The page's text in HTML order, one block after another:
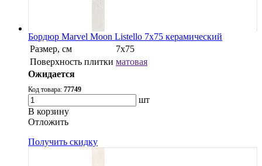
Бордюр Marvel Moon Listello 7x75 керамический
Размер, см
7x75
Поверхность плитки матовая
Ожидается
Код товара: 77749
шт
В корзину
Oтложить
Получить скидку